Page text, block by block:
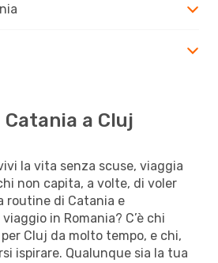
a Cluj
la vita senza scuse, viaggia
non capita, a volte, di voler
routine di Catania e
in Romania? C’è chi
Cluj da molto tempo, e chi,
ispirare. Qualunque sia la tua